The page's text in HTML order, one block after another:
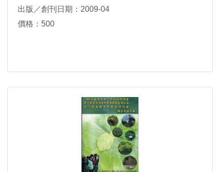
出版／創刊日期：2009-04
價格：500